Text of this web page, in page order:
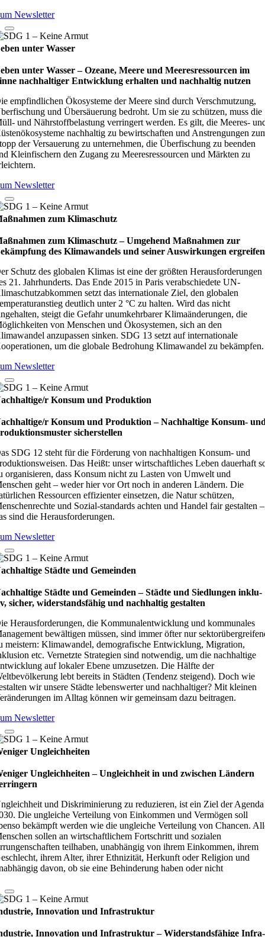
Newsletter
unter Wasser
unter Wasser – Oze­ane, Meere und Mee­res­res­sour­cen im
nach­hal­ti­ger Ent­wick­lung erhal­ten und nach­hal­tig nut­zen
empfindlichen Ökosysteme der Meere sind durch Verschmutzung,
und Übersäuerung bedroht. Um sie zu schützen, muss die
und Nährstoffbelastung verringert werden. Es gilt, die Meeres-
nachhaltig zu bewirtschaften und Anstrengungen
der Versauerung zu unternehmen, die Überfischung zu beenden
Kleinfischern den Zugang zu Meeresressourcen und Märkten zu
Newsletter
zum Klimaschutz
zum Klimaschutz – Umge­hend Maß­nah­men zur
des Kli­ma­wan­dels und sei­ner Aus­wir­kun­gen ergrei­fen
Schutz des globalen Klimas ist eine der größten Herausforderungen
21. Jahrhunderts. Das Ende 2015 in Paris verabschiedete UN-
setzt das internationale Ziel, den globalen
deutlich unter 2 °C zu halten. Wird das nicht
steigt die Gefahr unumkehrbarer Klimaänderungen, die
von Menschen und Ökosystemen, sich an den
anzupassen sinken. SDG 13 setzt auf internationale
um die globale Bedrohung Klimawandel zu bekämpfen.
Newsletter
r Konsum und Produktion
r Konsum und Produktion – Nach­hal­tige Kon­sum-
sicher­stel­len
SDG 12 steht für die Förderung von nachhaltigen Konsum- und
Das Heißt: unser wirtschaftliches Leben dauerhaft
organisieren, dass Konsum nicht zu Lasten von Umwelt und
geht – weder hier vor Ort noch in anderen Ländern. Die
Ressourcen effizienter einsetzen, die Natur schützen,
und Sozial-standards achten und Handel fair gestalten –
sind die Herausforderungen.
Newsletter
Städte und Gemeinden
Städte und Gemeinden – Städte und Sied­lun­gen inklu­
sicher, wider­stands­fä­hig und nach­hal­tig gestal­ten
Herausforderungen, die Kommunalentwicklung und kommunales
bewältigen müssen, sind immer öfter nur
meistern: Klimawandel, demografische Entwicklung, Migration,
etc. Vernetzte Strategien sind notwendig, um die nachhaltige
auf lokaler Ebene umzusetzen. Die Hälfte der
lebt bereits in Städten (Tendenz steigend). Doch wie
wir unsere Städte lebenswerter und nachhaltiger? Mit kleinen
im Alltag können wir gemeinsam dazu beitragen.
Newsletter
Ungleichheiten
Ungleichheiten – Ungleich­heit in und zwi­schen Län­dern
und Diskriminierung zu reduzieren, ist ein Ziel der Agenda
Die ungleiche Verteilung von Einkommen und Vermögen soll
bekämpft werden wie die ungleiche Verteilung von Chancen.
sollen an wirtschaftlichem Fortschritt und sozialen
teilhaben, unabhängig von ihrem Einkommen, ihrem
ihrem Alter, ihrer Ethnizität, Herkunft oder Religion und
davon, ob sie eine Behinderung haben oder nicht
Innovation und Infrastruktur
Innovation und Infrastruktur – Wider­stands­fä­hige Infra­